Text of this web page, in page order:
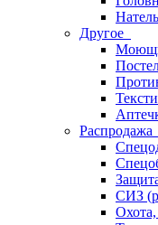
Другое
Распродажа
СИЗ